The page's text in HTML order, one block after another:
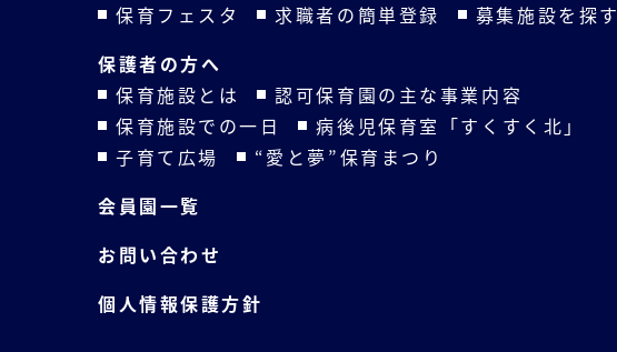
保育フェスタ
求職者の簡単登録
募集施設を探す
保護者の方へ
保育施設とは
認可保育園の主な事業内容
保育施設での一日
病後児保育室「すくすく北」
子育て広場
“愛と夢”保育まつり
会員園一覧
お問い合わせ
個人情報保護方針